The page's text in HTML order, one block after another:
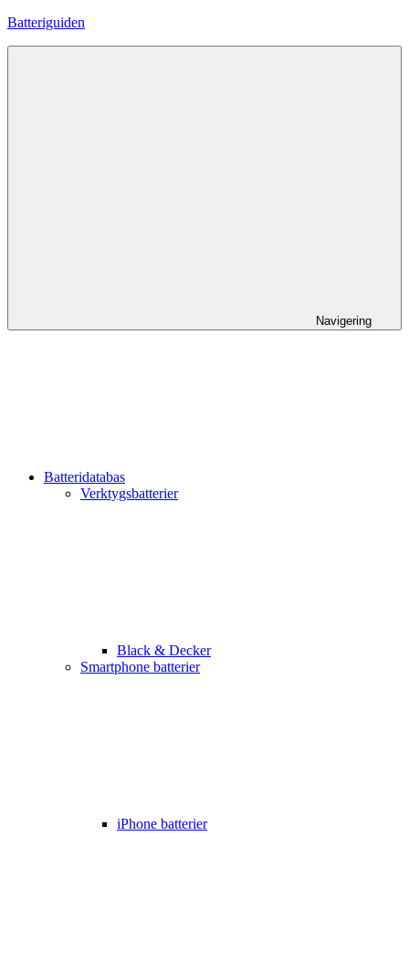
Hoppa
Batteriguiden
Navigering
Batteridatabas
Verktygsbatterier
Black & Decker
Smartphone batterier
iPhone batterier